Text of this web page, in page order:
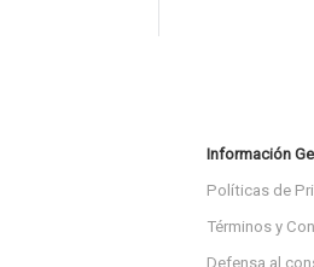
Información
Políticas de
Términos y
Defensa al